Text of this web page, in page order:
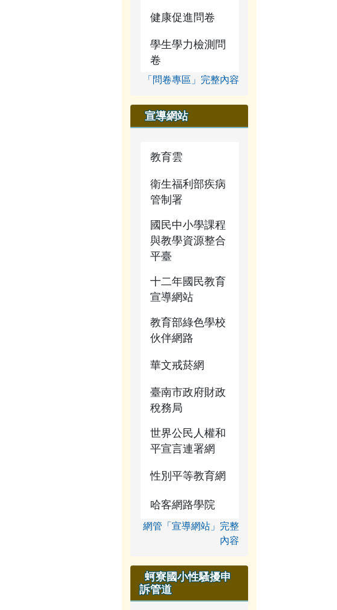
健康促進問卷
學生學力檢測問
卷
「問卷專區」完整內容
宣導網站
教育雲
衛生福利部疾病
管制署
國民中小學課程
與教學資源整合
平臺
十二年國民教育
宣導網站
教育部綠色學校
伙伴網路
華文戒菸網
臺南市政府財政
稅務局
世界公民人權和
平宣言連署網
性別平等教育網
哈客網路學院
網管「宣導網站」完整
內容
蚵寮國小性騷擾申
訴管道